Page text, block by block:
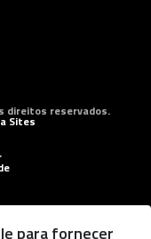
direitos reservados.
Sites
para fornecer